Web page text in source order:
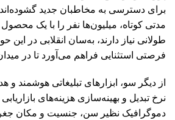
برای دسترسی به مخاطبان جدید
مدتی کوتاه، میلیون‌ها نفر را با یک
طولانی نیاز دارند، به‌سان انقلابی در
فرصتی استثنایی فراهم می‌آورد تا در
از دیگر سو، ابزارهای تبلیغاتی هوشمند
نرخ تبدیل و بهینه‌سازی هزینه‌های
دموگرافیک نظیر سن، جنسیت و مکان